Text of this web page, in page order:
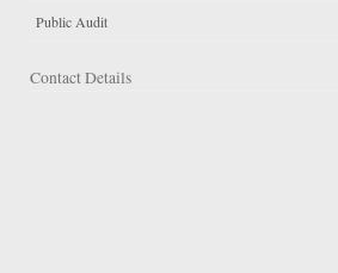
Public Audit
Contact Details